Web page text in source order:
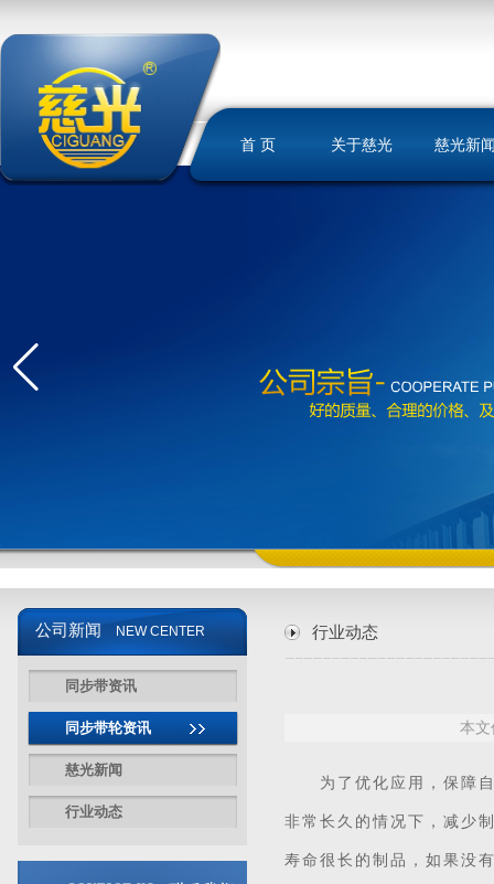
首 页 关于慈光 慈光新
公司新闻 NEW CENTER
同步带资讯
同步带轮资讯
慈光新闻
行业动态
行业动态
本
为了优化应用，保障自
非常长久的情况下，减少
寿命很长的制品，如果没